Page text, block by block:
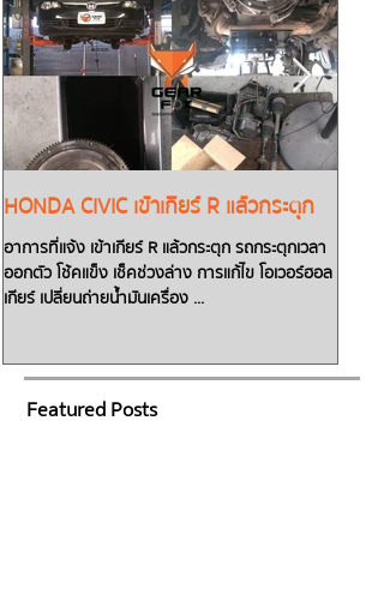
HONDA CIVIC เข้าเกียร์ R แล้วกระตุก
อาการที่แจ้ง เข้าเกียร์ R แล้วกระตุก รถกระตุกเวลา
ออกตัว โช้คแข็ง เช็คช่วงล่าง การแก้ไข โอเวอร์ฮอล
เกียร์ เปลี่ยนถ่ายน้ำมันเครื่อง ...
Featured Posts